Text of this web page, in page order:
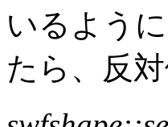
いるよう
たら、反